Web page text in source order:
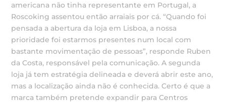
americana não tinha representante em Portugal, a
Roscoking assentou então arraiais por cá. “Quando foi
pensada a abertura da loja em Lisboa, a nossa
prioridade foi estarmos presentes num local com
bastante movimentação de pessoas”, responde Ruben
da Costa, responsável pela comunicação. A segunda
loja já tem estratégia delineada e deverá abrir este ano,
mas a localização ainda não é conhecida. Certo é que a
marca também pretende expandir para Centros